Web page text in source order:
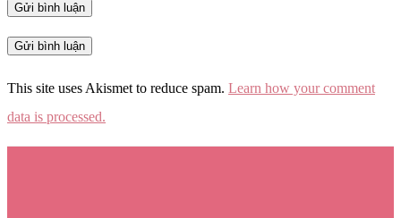
Gửi bình luận
This site uses Akismet to reduce spam. Learn how your comment
data is processed.